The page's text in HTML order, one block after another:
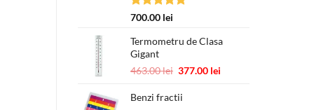
Evaluat la
700.00 lei
Termometru de Clasa
Gigant
463.00lei Prețul
a
377.00 lei
Benzi fractii